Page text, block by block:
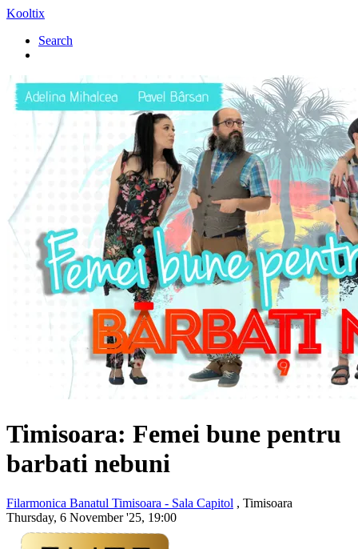
Kooltix
Search
Timisoara: Femei bune pentru
barbati nebuni
Filarmonica Banatul Timisoara - Sala Capitol , Timisoara
Thursday, 6 November '25, 19:00